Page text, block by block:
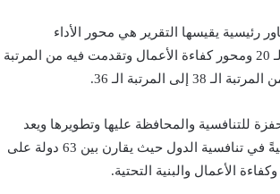
أن ترتيب المملكة قد تحسن في 3 من أصل 4 محاور رئيسية يقيسها التقرير هي محور الأداء
الاقتصادي وتقدمت فيه المملكة من المرتبة الـ 30 إلى المرتبة الـ 20 ومحور كفاءة الأعمال وتقدمت فيه من المرتبة
للتنافسية والمحافظة عليها وتطويرها ويعد
تقرير الكتاب السنوي للتنافسية العالمية من أكثر التقارير شموليةً في تنافسية الدول حيث يقارن بين 63 دولة على